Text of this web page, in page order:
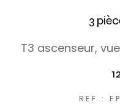
3
T3 ascenseur,
REF :